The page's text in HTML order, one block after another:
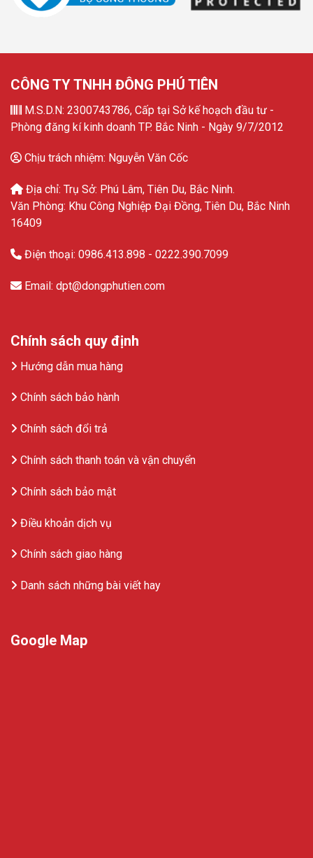
CÔNG TY TNHH ĐÔNG PHÚ TIÊN
M.S.D.N: 2300743786, Cấp tại Sở kế hoạch đầu tư -
Phòng đăng kí kinh doanh TP. Bắc Ninh - Ngày 9/7/2012
Chịu trách nhiệm: Nguyễn Văn Cốc
Địa chỉ: Trụ Sở: Phú Lâm, Tiên Du, Bắc Ninh.
Văn Phòng: Khu Công Nghiệp Đại Đồng, Tiên Du, Bắc Ninh
16409
Điện thoại: 0986.413.898 - 0222.390.7099
Email: dpt@dongphutien.com
Chính sách quy định
Hướng dẫn mua hàng
Chính sách bảo hành
Chính sách đổi trả
Chính sách thanh toán và vận chuyển
Chính sách bảo mật
Điều khoản dịch vụ
Chính sách giao hàng
Danh sách những bài viết hay
Google Map